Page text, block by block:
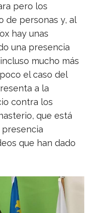
pero los
de personas y, al
hay unas
una presencia
mucho más
el caso del
a la
contra los
que está
que han dado